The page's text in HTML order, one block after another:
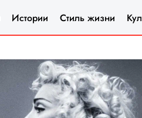
Истории Стиль жизни